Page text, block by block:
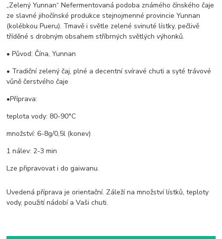
„Zelený Yunnan“ Nefermentovaná podoba známého čínského čaje
ze slavné jihočínské produkce stejnojmenné provincie Yunnan
(kolébkou Pueru). Tmavě i světle zelené svinuté lístky, pečlivě
tříděné s drobným obsahem stříbrných světlých výhonků.
• Původ: Čína, Yunnan
• Tradiční zelený čaj, plné a decentní svíravé chuti a syté trávové
vůně čerstvého čaje
•Příprava:
teplota vody: 80-90°C
množství: 6-8g/0,5l (konev)
1 nálev: 2-3 min
Lze připravovat i do gaiwanu.
Uvedená příprava je orientační. Záleží na množství lístků, teploty
vody, použití nádobí a Vaši chuti.